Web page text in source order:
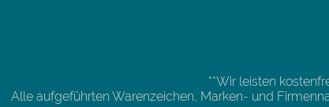
**Wir leisten
Alle aufgeführten Warenzeichen, Marken- und